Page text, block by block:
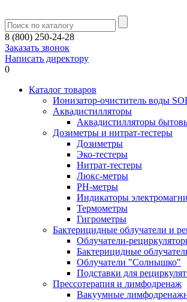
8 (800) 250-24-28
Заказать звонок
Написать директору
0
Каталог товаров
Ионизатор-очиститель воды
Аквадистилляторы
Аквадистилляторы
Дозиметры и нитрат-тестеры
Дозиметры
Эко-тестеры
Нитрат-тестеры
Люкс-метры
РН-метры
Индикаторы
Термометры
Гигрометры
Бактерицидные облучатели и
Облучатели-
Бактерицидные
Облучатели "Солнышко"
Подставки для
Прессотерапия и лимфодренаж
Вакуумные